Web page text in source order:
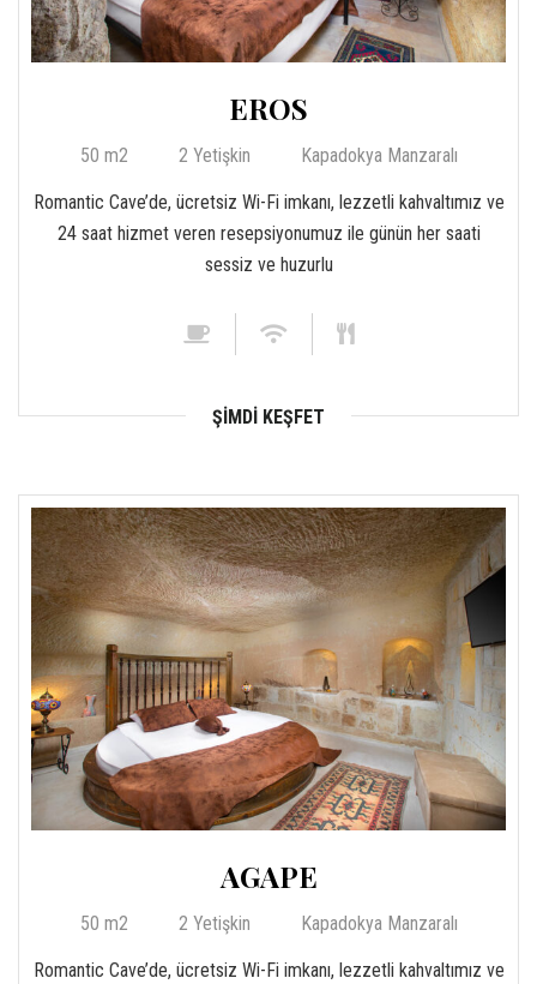
EROS
50 m2 2 Yetişkin Kapadokya Manzaralı
Romantic Cave’de, ücretsiz Wi-Fi imkanı, lezzetli kahvaltımız ve
24 saat hizmet veren resepsiyonumuz ile günün her saati
sessiz ve huzurlu
ŞIMDI KEŞFET
AGAPE
50 m2 2 Yetişkin Kapadokya Manzaralı
Romantic Cave’de, ücretsiz Wi-Fi imkanı, lezzetli kahvaltımız ve